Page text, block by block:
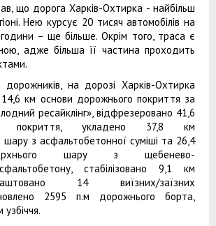
що дорога Харків-Охтирка - найбільш
Нею курсує 20 тисяч автомобілів на
години – ще більше. Окрім того, траса є
адже більша її частина проходить
на дорозі Харків-Охтирка
км основи дорожнього покриття за
ресайклінг», відфрезеровано 41,6
покриття, укладено 37,8 км
шару з асфальтобетонної суміші та 26,4
шару з щебенево-
стабілізовано 9,1 км
14 виїзних/заїзних
2595 п.м дорожнього борта,